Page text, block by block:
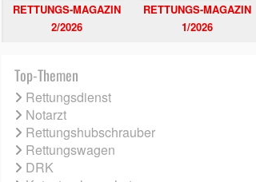
RETTUNGS-MAGAZIN
2/2026
RETTUNGS-MAGAZIN
1/2026
Top-Themen
Rettungsdienst
Notarzt
Rettungshubschrauber
Rettungswagen
DRK